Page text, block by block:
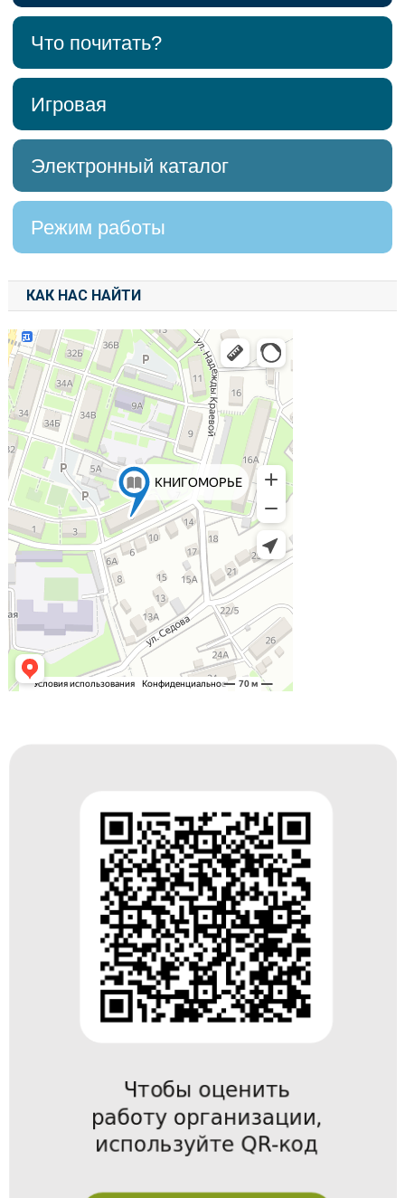
Что почитать?
Игровая
Электронный каталог
Режим работы
КАК НАС НАЙТИ